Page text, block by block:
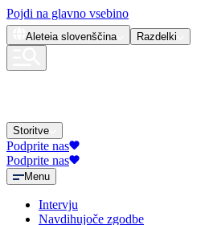
Pojdi na glavno vsebino
Aleteia slovenščina Razdelki
Storitve
Podprite nas
Podprite nas
Menu
Intervju
Navdihujoče zgodbe